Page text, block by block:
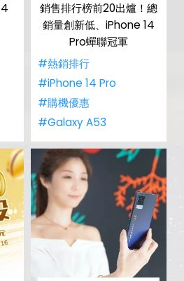
銷售排行榜前20出爐！總
銷量創新低、iPhone 14
Pro蟬聯冠軍
#熱銷排行
#iPhone 14 Pro
#購機優惠
#Galaxy A53